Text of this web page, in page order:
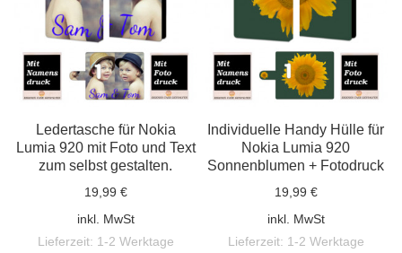
Ledertasche für Nokia
Lumia 920 mit Foto und Text
zum selbst gestalten.
19,99 €
inkl. MwSt
Lieferzeit: 1-2 Werktage
Individuelle Handy Hülle für
Nokia Lumia 920
Sonnenblumen + Fotodruck
19,99 €
inkl. MwSt
Lieferzeit: 1-2 Werktage